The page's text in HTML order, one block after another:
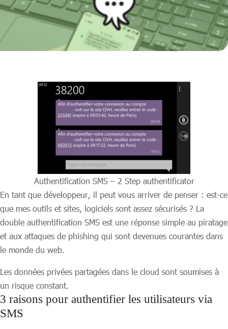
Authentification SMS – 2 Step authentificator
En tant que développeur, il peut vous arriver de penser : est-ce
que mes outils et sites, logiciels sont assez sécurisés ? La
double authentification SMS est une réponse simple au piratage
et aux attaques de phishing qui sont devenues courantes dans
le monde du web.
Les données privées partagées dans le cloud sont soumises à
un risque constant.
3 raisons pour authentifier les utilisateurs via
SMS